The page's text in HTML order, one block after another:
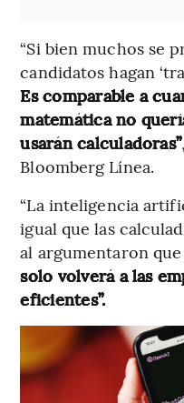
“Si bien muchos se
candidatos hagan
Es comparable a
matemática no
usarán calculadoras”
Bloomberg Línea.
“La inteligencia
igual que las
al argumentaron que
solo volverá a las
eficientes”.